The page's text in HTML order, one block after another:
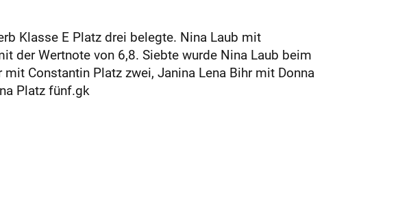
Klasse E Platz drei belegte. Nina Laub mit
der Wertnote von 6,8. Siebte wurde Nina Laub beim
Constantin Platz zwei, Janina Lena Bihr mit Donna
Platz fünf.gk